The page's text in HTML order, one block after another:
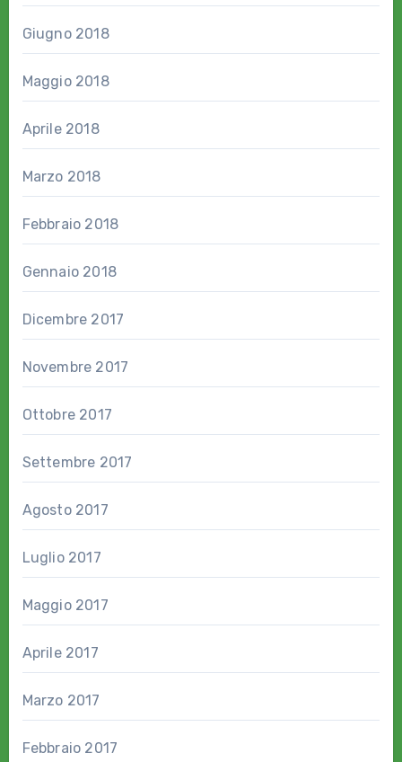
Giugno 2018
Maggio 2018
Aprile 2018
Marzo 2018
Febbraio 2018
Gennaio 2018
Dicembre 2017
Novembre 2017
Ottobre 2017
Settembre 2017
Agosto 2017
Luglio 2017
Maggio 2017
Aprile 2017
Marzo 2017
Febbraio 2017